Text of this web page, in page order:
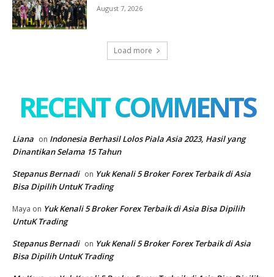
August 7, 2026
Load more
RECENT COMMENTS
Liana on Indonesia Berhasil Lolos Piala Asia 2023, Hasil yang
Dinantikan Selama 15 Tahun
Stepanus Bernadi on Yuk Kenali 5 Broker Forex Terbaik di Asia
Bisa Dipilih UntuK Trading
Maya on Yuk Kenali 5 Broker Forex Terbaik di Asia Bisa Dipilih
UntuK Trading
Stepanus Bernadi on Yuk Kenali 5 Broker Forex Terbaik di Asia
Bisa Dipilih UntuK Trading